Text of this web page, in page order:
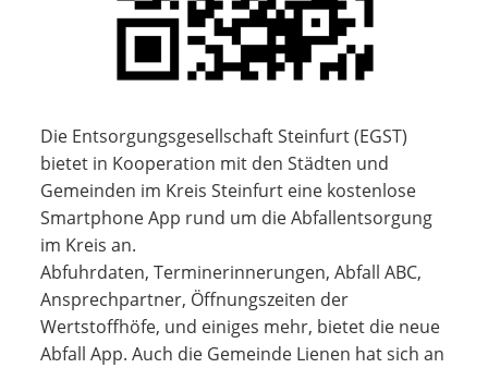
Die Entsorgungsgesellschaft Steinfurt (EGST)
bietet in Kooperation mit den Städten und
Gemeinden im Kreis Steinfurt eine kostenlose
Smartphone App rund um die Abfallentsorgung
im Kreis an.
Abfuhrdaten, Terminerinnerungen, Abfall ABC,
Ansprechpartner, Öffnungszeiten der
Wertstoffhöfe, und einiges mehr, bietet die neue
Abfall App. Auch die Gemeinde Lienen hat sich an